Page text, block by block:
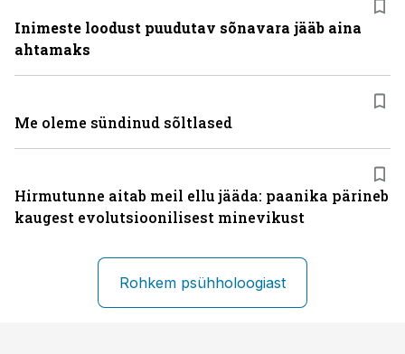
Inimeste loodust puudutav sõnavara jääb aina
ahtamaks
Me oleme sündinud sõltlased
Hirmutunne aitab meil ellu jääda: paanika pärineb
kaugest evolutsioonilisest minevikust
Rohkem psühholoogiast